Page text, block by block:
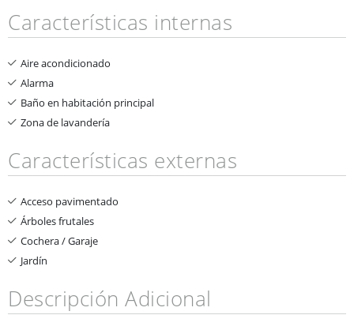
Características internas
Aire acondicionado
Alarma
Baño en habitación principal
Zona de lavandería
Características externas
Acceso pavimentado
Árboles frutales
Cochera / Garaje
Jardín
Descripción Adicional